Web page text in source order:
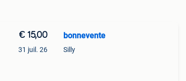
€ 15,00
31 juil. 26
bonnevente
Silly